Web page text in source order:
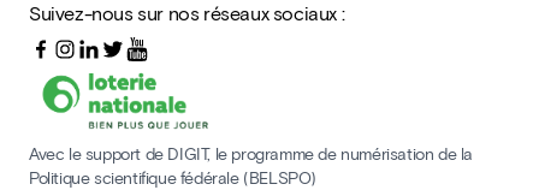
Suivez-nous sur nos réseaux sociaux :
Avec le support de DIGIT, le programme de numérisation de la
Politique scientifique fédérale (BELSPO)